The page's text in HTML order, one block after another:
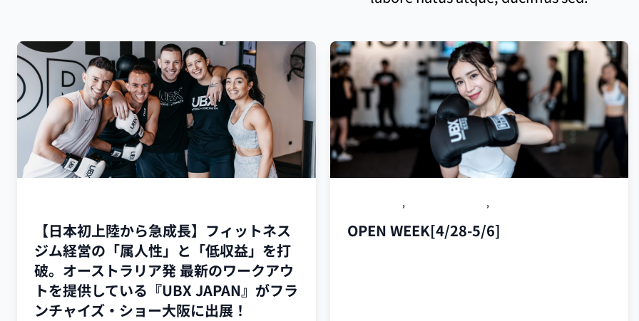
【日本初上陸から急成長】フィットネス
ジム経営の「属人性」と「低収益」を打
破。オーストラリア発 最新のワークアウ
トを提供している『UBX JAPAN』がフラ
ンチャイズ・ショー大阪に出展！
, ,
OPEN WEEK[4/28-5/6]